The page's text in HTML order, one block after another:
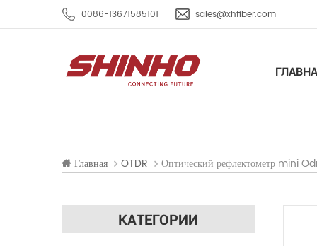
0086-13671585101 sales@xhfiber.com
Главная OTDR Оптический рефлектометр mini
КАТЕГОРИИ